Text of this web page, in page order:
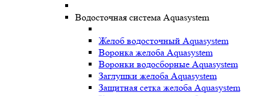
Водосточная система Aquasystem
Желоб водосточный Aquasystem
Воронка желоба Aquasystem
Воронки водосборные Aquasystem
Заглушки желоба Aquasystem
Защитная сетка желоба Aquasystem